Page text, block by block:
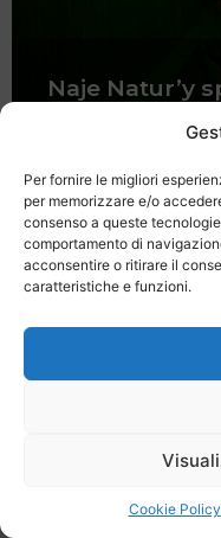
Per fornire le migliori
per memorizzare e/o
consenso a queste
comportamento di
acconsentire o ritirare il
caratteristiche e funzioni.
Cookie Policy
Naje Natur’y
Last Minute